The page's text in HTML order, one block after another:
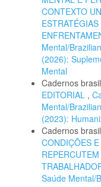
CONTEXTO
Mental/
(2026):
Mental
Cadernos
EDITORIAL ,
Mental/
(2023):
Cadernos
CONDIÇÕES
Saúde Mental/